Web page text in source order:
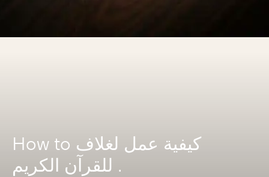
How to كيفية عمل لغلاف
للقرآن الكريم .